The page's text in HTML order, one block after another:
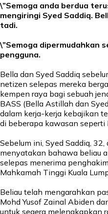
\”Semoga anda berdua
mengiringi Syed Saddiq.
tadi.
\”Semoga dipermudahkan
pengguna.
Bella dan Syed Saddiq
netizen selepas mereka
kempen raya bagi sebuah
BASS (Bella Astillah dan
dalam kerja-kerja kebajikan
di beberapa kawasan seperti
Sebelum ini, Syed Saddiq,
menyatakan bahawa beliau
selepas menerima
Mahkamah Tinggi Kuala
Beliau telah mengarahkan
Mohd Yusof Zainal Abiden
untuk segera melengkapkan